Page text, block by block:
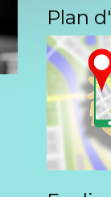
Plan